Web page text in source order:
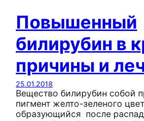
Повышенный
билирубин в
причины и
25.01.2018
Вещество билирубин собой
пигмент желто-зеленого
образующийся после